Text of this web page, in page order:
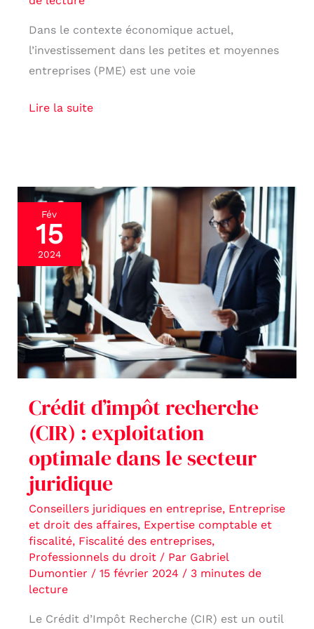
Dans le contexte économique actuel,
l’investissement dans les petites et moyennes
entreprises (PME) est une voie
Lire la suite
Fév
15
2024
Crédit d’impôt recherche
(CIR) : exploitation
optimale dans le secteur
juridique
Conseillers juridiques en entreprise, Entreprise
et droit des affaires, Expertise comptable et
fiscalité, Fiscalité des entreprises,
Professionnels du droit/ Par Gabriel
Dumontier / 15 février 2024 / 3 minutes de
lecture
Le Crédit d’Impôt Recherche (CIR) est un outil
Crédit
d’impôt
recherche
(CIR)
exploitation
optimale
dans
le
juridique